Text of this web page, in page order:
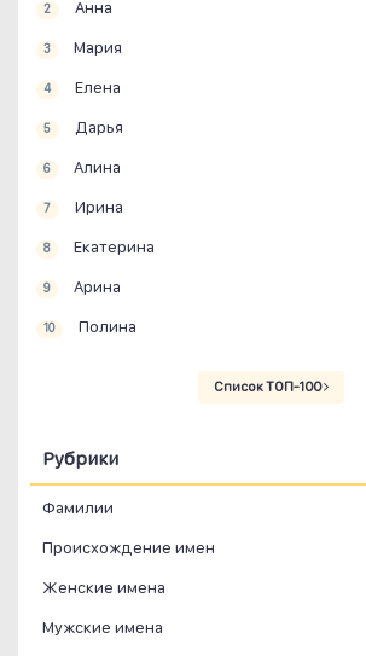
2 Анна
3 Мария
4 Елена
5 Дарья
6 Алина
7 Ирина
8 Екатерина
9 Арина
10 Полина
Список ТОП-100
Рубрики
Фамилии
Происхождение имен
Женские имена
Мужские имена